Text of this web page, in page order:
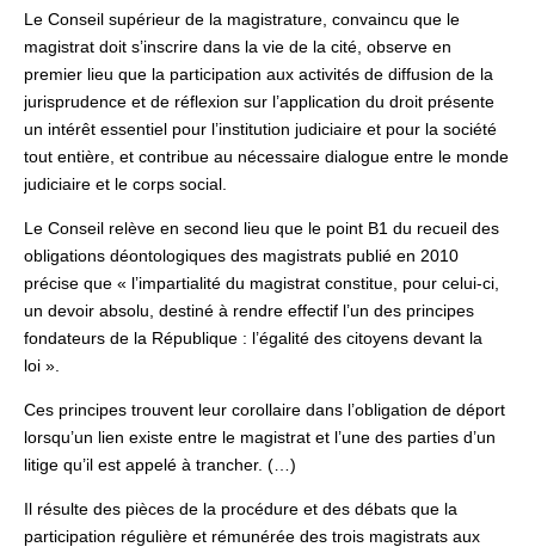
Le Conseil supérieur de la magistrature, convaincu que le
magistrat doit s’inscrire dans la vie de la cité, observe en
premier lieu que la participation aux activités de diffusion de la
jurisprudence et de réflexion sur l’application du droit présente
un intérêt essentiel pour l’institution judiciaire et pour la société
tout entière, et contribue au nécessaire dialogue entre le monde
judiciaire et le corps social.
Le Conseil relève en second lieu que le point B1 du recueil des
obligations déontologiques des magistrats publié en 2010
précise que « l’impartialité du magistrat constitue, pour celui-ci,
un devoir absolu, destiné à rendre effectif l’un des principes
fondateurs de la République : l’égalité des citoyens devant la
loi ».
Ces principes trouvent leur corollaire dans l’obligation de déport
lorsqu’un lien existe entre le magistrat et l’une des parties d’un
litige qu’il est appelé à trancher. (…)
Il résulte des pièces de la procédure et des débats que la
participation régulière et rémunérée des trois magistrats aux